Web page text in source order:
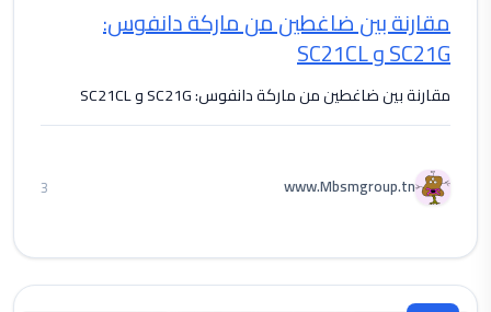
مقارنة بين ضاغطين من ماركة دانفوس:
SC21G و SC21CL
مقارنة بين ضاغطين من ماركة دانفوس: SC21G و SC21CL
www.Mbsmgroup.tn
3